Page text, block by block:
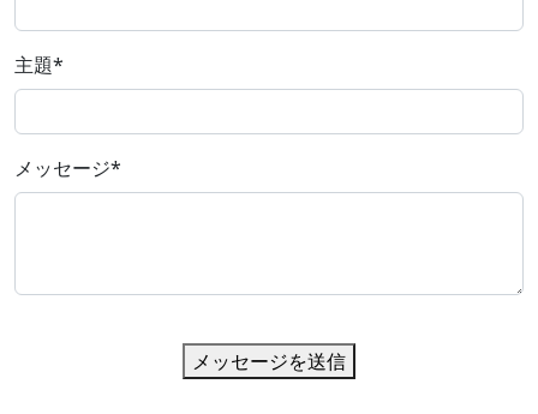
主題*
メッセージ*
メッセージを送信